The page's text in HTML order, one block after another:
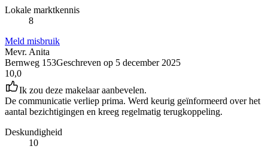
Lokale marktkennis
8
Meld misbruik
Mevr. Anita
Bernweg 153Geschreven op 5 december 2025
10,0
Ik zou deze makelaar aanbevelen.
De communicatie verliep prima. Werd keurig geïnformeerd over het
aantal bezichtigingen en kreeg regelmatig terugkoppeling.
Deskundigheid
10